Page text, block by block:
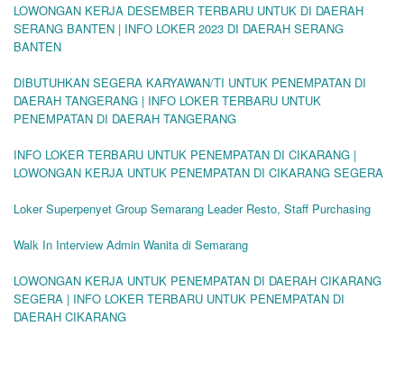
LOWONGAN KERJA DESEMBER TERBARU UNTUK DI DAERAH
SERANG BANTEN | INFO LOKER 2023 DI DAERAH SERANG
BANTEN
DIBUTUHKAN SEGERA KARYAWAN/TI UNTUK PENEMPATAN DI
DAERAH TANGERANG | INFO LOKER TERBARU UNTUK
PENEMPATAN DI DAERAH TANGERANG
INFO LOKER TERBARU UNTUK PENEMPATAN DI CIKARANG |
LOWONGAN KERJA UNTUK PENEMPATAN DI CIKARANG SEGERA
Loker Superpenyet Group Semarang Leader Resto, Staff Purchasing
Walk In Interview Admin Wanita di Semarang
LOWONGAN KERJA UNTUK PENEMPATAN DI DAERAH CIKARANG
SEGERA | INFO LOKER TERBARU UNTUK PENEMPATAN DI
DAERAH CIKARANG